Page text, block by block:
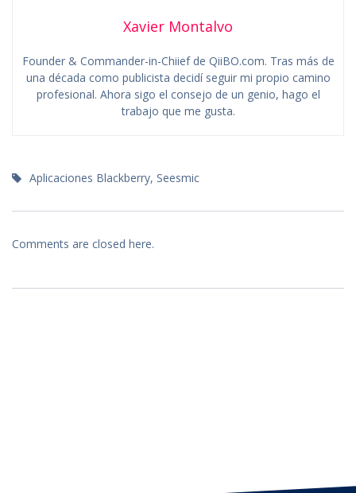
Xavier Montalvo
Founder & Commander-in-Chiief de QiiBO.com. Tras más de
una década como publicista decidí seguir mi propio camino
profesional. Ahora sigo el consejo de un genio, hago el
trabajo que me gusta.
Aplicaciones Blackberry, Seesmic
Comments are closed here.